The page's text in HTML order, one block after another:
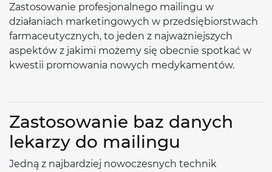
Zastosowanie profesjonalnego mailingu w
działaniach marketingowych w przedsiębiorstwach
farmaceutycznych, to jeden z najważniejszych
aspektów z jakimi możemy się obecnie spotkać w
kwestii promowania nowych medykamentów.
Zastosowanie baz danych
lekarzy do mailingu
Jedną z najbardziej nowoczesnych technik